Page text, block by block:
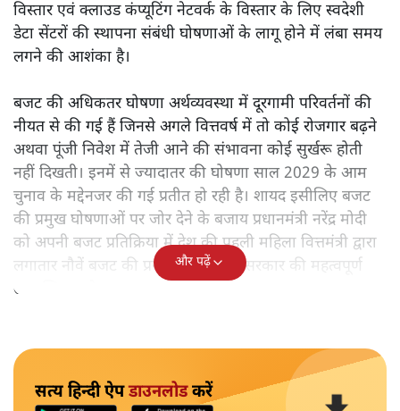
विस्तार एवं क्लाउड कंप्यूटिंग नेटवर्क के विस्तार के लिए स्वदेशी
डेटा सेंटरों की स्थापना संबंधी घोषणाओं के लागू होने में लंबा समय
लगने की आशंका है।
बजट की अधिकतर घोषणा अर्थव्यवस्था में दूरगामी परिवर्तनों की
नीयत से की गई हैं जिनसे अगले वित्तवर्ष में तो कोई रोजगार बढ़ने
अथवा पूंजी निवेश में तेजी आने की संभावना कोई सुर्खरू होती
नहीं दिखती। इनमें से ज्यादातर की घोषणा साल 2029 के आम
चुनाव के मद्देनजर की गई प्रतीत हो रही है। शायद इसीलिए बजट
की प्रमुख घोषणाओं पर जोर देने के बजाय प्रधानमंत्री नरेंद्र मोदी
को अपनी बजट प्रतिक्रिया में देश की पहली महिला वित्तमंत्री द्वारा
लगातार नौवें बजट की प्रस्तुति को अपनी सरकार की महत्वपूर्ण
उपलब्धि बताने पर मजबूर होना पड़ा।
और पढ़ें
सत्य हिन्दी ऐपडाउनलोडकरें